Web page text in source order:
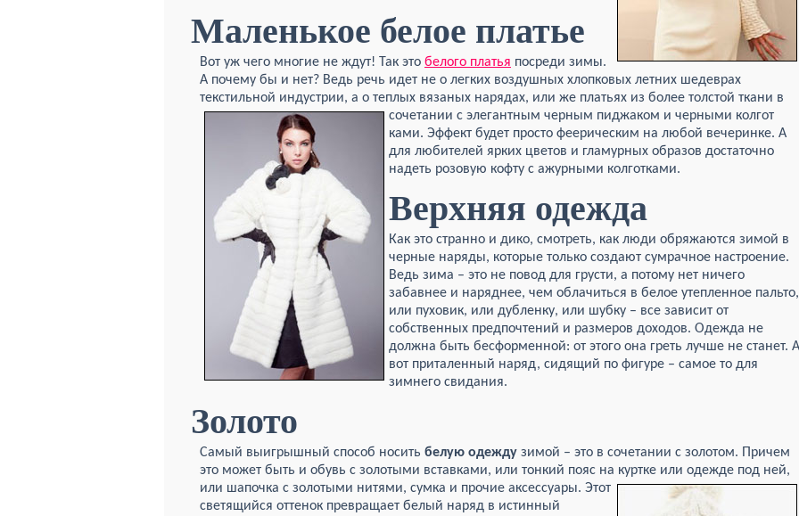
Маленькое белое платье
Вот уж чего многие не ждут! Так это белого платья посреди зимы.
А почему бы и нет? Ведь речь идет не о легких воздушных хлопковых летних шедеврах
текстильной индустрии, а о теплых вязаных нарядах, или же платьях из более толстой ткани в
сочетании с элегантным черным пиджаком и черными колгот
ками. Эффект будет просто феерическим на любой вечеринке. А
для любителей ярких цветов и гламурных образов достаточно
надеть розовую кофту с ажурными колготками.
Верхняя одежда
Как это странно и дико, смотреть, как люди обряжаются зимой в
черные наряды, которые только создают сумрачное настроение.
Ведь зима – это не повод для грусти, а потому нет ничего
забавнее и наряднее, чем облачиться в белое утепленное пальто,
или пуховик, или дубленку, или шубку – все зависит от
собственных предпочтений и размеров доходов. Одежда не
должна быть бесформенной: от этого она греть лучше не станет. А
вот приталенный наряд, сидящий по фигуре – самое то для
зимнего свидания.
Золото
Самый выигрышный способ носить белую одежду зимой – это в сочетании с золотом. Причем
это может быть и обувь с золотыми вставками, или тонкий пояс на куртке или одежде под ней,
или шапочка с золотыми нитями, сумка и прочие аксессуары. Этот
светящийся оттенок превращает белый наряд в истинный